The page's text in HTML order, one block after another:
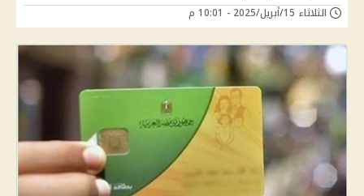
الثلاثاء 15/أبريل/2025 - 10:01 م